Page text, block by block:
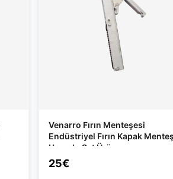
Venarro Fırın Menteşesi
Endüstriyel Fırın Kapak
Uyumlu Set Ürün
25€